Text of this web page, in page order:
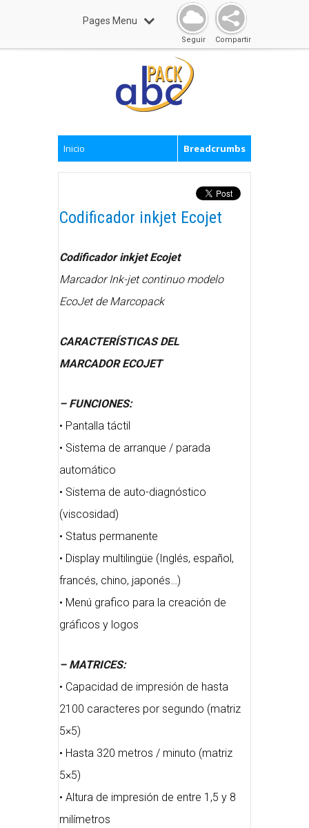
Pages Menu
Compartir
Seguir
Inicio Breadcrumbs
Codificador inkjet Ecojet
Codificador inkjet Ecojet
Marcador Ink-jet continuo modelo
EcoJet de Marcopack
CARACTERÍSTICAS DEL
MARCADOR ECOJET
– FUNCIONES:
• Pantalla táctil
• Sistema de arranque / parada
automático
• Sistema de auto-diagnóstico
(viscosidad)
• Status permanente
• Display multilingüe (Inglés, español,
francés, chino, japonés…)
• Menú grafico para la creación de
gráficos y logos
– MATRICES:
• Capacidad de impresión de hasta
2100 caracteres por segundo (matriz
5×5)
• Hasta 320 metros / minuto (matriz
5×5)
• Altura de impresión de entre 1,5 y 8
milímetros